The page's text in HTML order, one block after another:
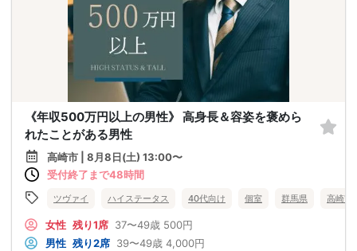
《年収500万円以上の男性》 高身長＆容姿を褒めら
れたことがある男性
高崎市 | 8月8日(土) 13:00〜
受付終了まで48時間
ツヴァイ ハイステータス 40代向け 個室 群馬県 高崎市
女性 残り1席 37〜49歳 500円
男性 残り2席 39〜49歳 4,000円